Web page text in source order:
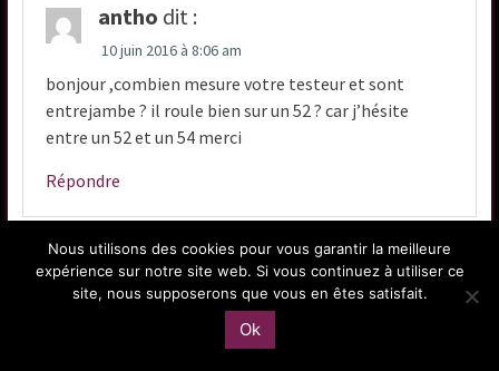
antho dit :
10 juin 2016 à 8:06 am
bonjour ,combien mesure votre testeur et sont
entrejambe ? il roule bien sur un 52 ? car j’hésite
entre un 52 et un 54 merci
Répondre
Laisser un commentaire
Votre adresse e-mail ne sera pas publiée.
obligatoires sont indiqués avec*
Nous utilisons des cookies pour vous garantir la meilleure
expérience sur notre site web. Si vous continuez à utiliser ce
site, nous supposerons que vous en êtes satisfait.
Ok